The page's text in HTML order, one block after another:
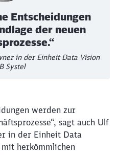
Entscheidungen
der neuen
in der Einheit Data Vision
Systel
werden zur
sagt auch Ulf
in der Einheit Data
herkömmlichen